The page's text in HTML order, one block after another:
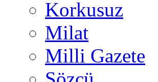
Korkusuz
Milat
Milli Gazete